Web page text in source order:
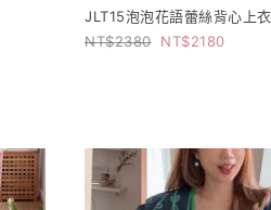
JLT15泡泡花語蕾絲背心上衣
2380
2180